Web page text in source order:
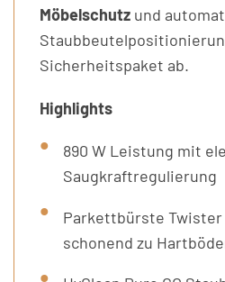
Möbelschutz und
Sicherheitspaket ab.
Highlights
890 W Leistung mit
Saugkraftregulierung
Parkettbürste Twister
schonend zu